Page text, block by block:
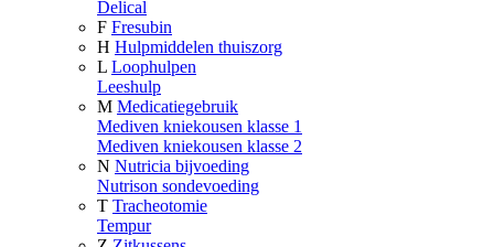
Delical
F Fresubin
H Hulpmiddelen thuiszorg
L Loophulpen
Leeshulp
M Medicatiegebruik
Mediven kniekousen klasse 1
Mediven kniekousen klasse 2
N Nutricia bijvoeding
Nutrison sondevoeding
T Tracheotomie
Tempur